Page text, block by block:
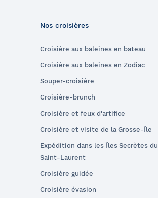
Nos croisières
Croisière aux baleines en bateau
Croisière aux baleines en Zodiac
Souper-croisière
Croisière-brunch
Croisière et feux d'artifice
Croisière et visite de la Grosse-Île
Expédition dans les Îles Secrètes du
Saint-Laurent
Croisière guidée
Croisière évasion